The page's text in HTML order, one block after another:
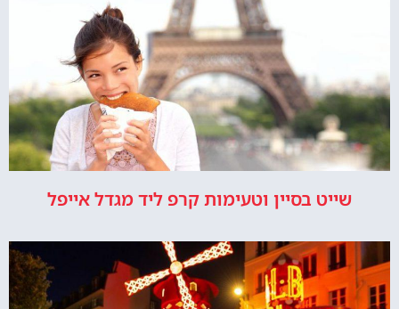
שייט בסיין וטעימות קרפ ליד מגדל אייפל